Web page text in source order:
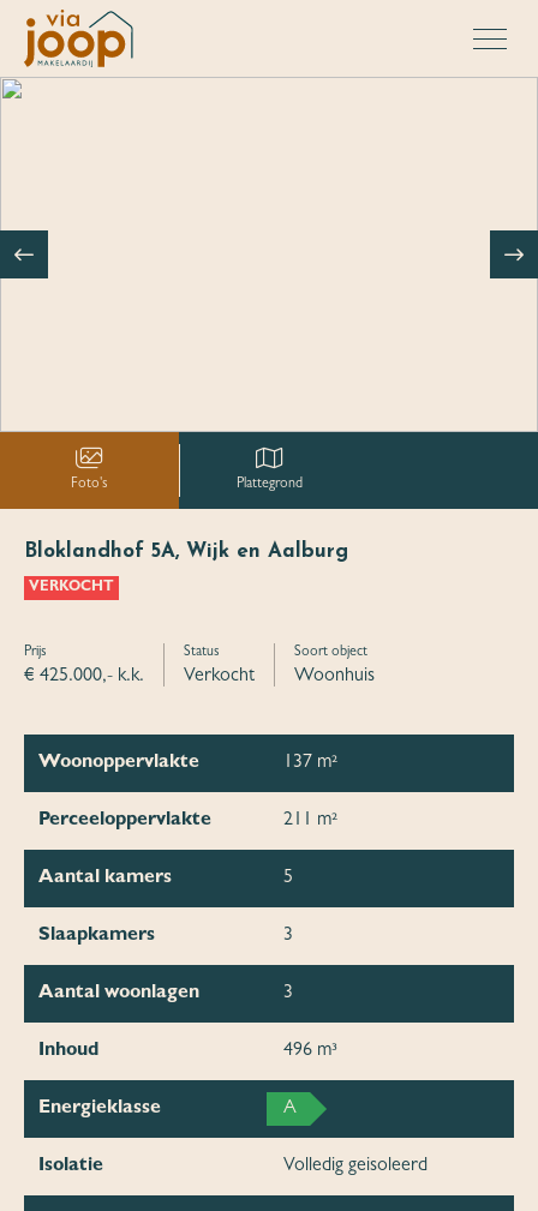
Foto's Plattegrond
Bloklandhof 5A, Wijk en Aalburg
VERKOCHT
Prijs
€ 425.000,- k.k.
Status
Verkocht
Soort object
Woonhuis
Woonoppervlakte 137 m²
Perceeloppervlakte 211 m²
Aantal kamers 5
Slaapkamers 3
Aantal woonlagen 3
Inhoud 496 m³
Energieklasse A
Isolatie Volledig geisoleerd